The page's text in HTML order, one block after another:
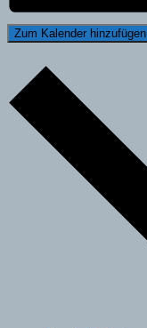
Zum Kalender hinzufügen